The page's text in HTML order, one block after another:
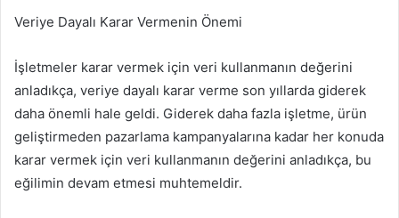
Veriye Dayalı Karar Vermenin Önemi
İşletmeler karar vermek için veri kullanmanın değerini
anladıkça, veriye dayalı karar verme son yıllarda giderek
daha önemli hale geldi. Giderek daha fazla işletme, ürün
geliştirmeden pazarlama kampanyalarına kadar her konuda
karar vermek için veri kullanmanın değerini anladıkça, bu
eğilimin devam etmesi muhtemeldir.